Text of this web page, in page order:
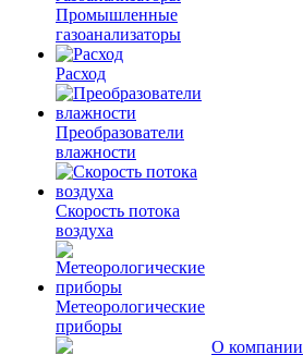
Промышленные
газоанализаторы
Расход
Преобразователи
влажности
Скорость потока
воздуха
Метеорологические
приборы
О компании